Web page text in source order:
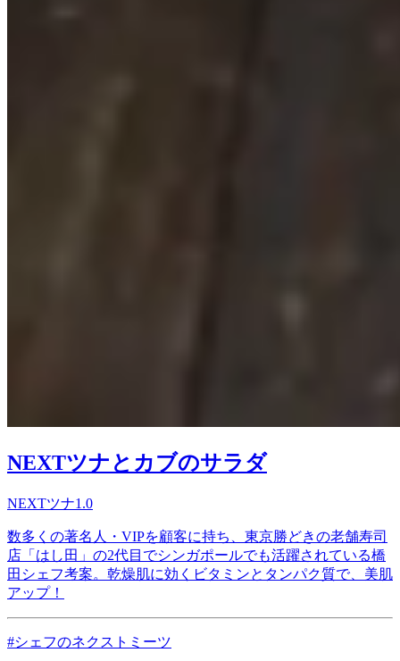
NEXTツナとカブのサラダ
NEXTツナ1.0
数多くの著名人・VIPを顧客に持ち、東京勝どきの老舗寿司
店「はし田」の2代目でシンガポールでも活躍されている橋
田シェフ考案。乾燥肌に効くビタミンとタンパク質で、美肌
アップ！
#シェフのネクストミーツ